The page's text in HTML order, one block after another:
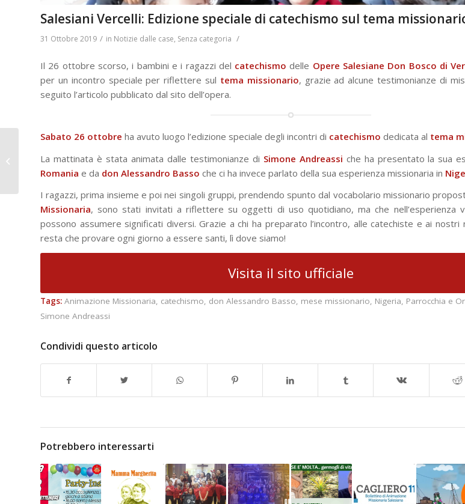
Salesiani Vercelli: Edizione speciale di catechismo sul tema
31 Ottobre 2019 / in Notizie dalle case, Senza categoria /
Il 26 ottobre scorso, i bambini e i ragazzi del catechismo delle Opere Salesiane Don Bosco di
per un incontro speciale per riflettere sul tema missionario, grazie ad alcune testimonianze di
seguito l’articolo pubblicato dal sito dell’opera.
Sabato 26 ottobre ha avuto luogo l’edizione speciale degli incontri di catechismo dedicata al tema
La mattinata è stata animata dalle testimonianze di Simone Andreassi che ha presentato la sua
Romania e da don Alessandro Basso che ci ha invece parlato della sua esperienza missionaria in
I ragazzi, prima insieme e poi nei singoli gruppi, prendendo spunto dal vocabolario missionario
Missionaria, sono stati invitati a riflettere su oggetti di uso quotidiano, ma che nell’esperienza
possono assumere significati diversi. Grazie a chi ha preparato l’incontro, alle catechiste e ai nostri
resta che provare ogni giorno a essere santi, lì dove siamo!
Visita il sito ufficiale
Tags: Animazione Missionaria, catechismo, don Alessandro Basso, mese missionario, Nigeria, Parrocchia e
Simone Andreassi
Condividi questo articolo
Potrebbero interessarti
Rapporto ACS.
“Perseguitati più che
mai. Focus sulla